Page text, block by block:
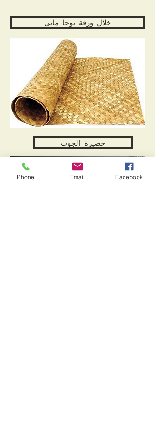
خلال ورقة يوجا ماتي
حصيرة الجوت
Phone Email Facebook